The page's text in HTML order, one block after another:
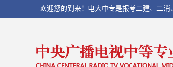
欢迎您的到来！电大中专是报考二建、二